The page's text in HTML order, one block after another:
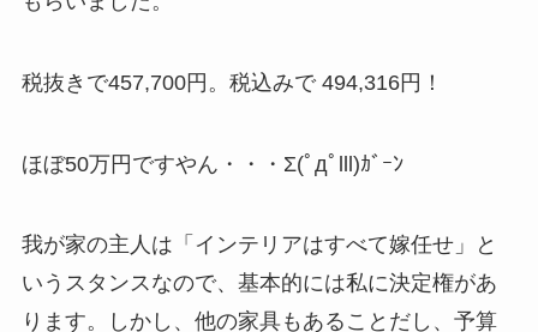
税抜きで457,700円。税込みで 494,316円！
ほぼ50万円ですやん・・・Σ(ﾟдﾟlll)ｶﾞｰﾝ
我が家の主人は「インテリアはすべて嫁任せ」と
いうスタンスなので、基本的には私に決定権があ
ります。しかし、他の家具もあることだし、予算